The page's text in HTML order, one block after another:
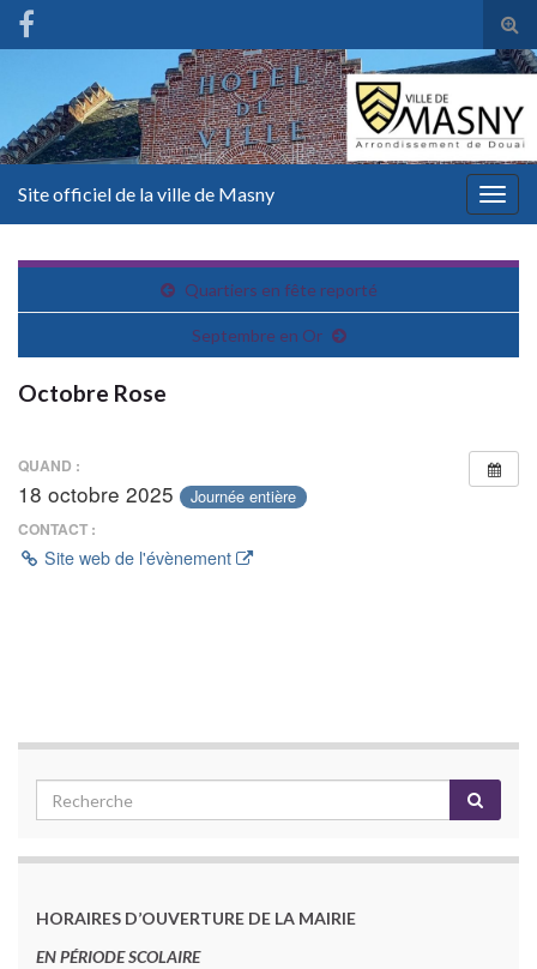
Site officiel de la ville de Masny
Quartiers en fête reporté
Septembre en Or
Octobre Rose
QUAND :
18 octobre 2025 Journée entière
CONTACT :
Site web de l'évènement
HORAIRES D’OUVERTURE DE LA MAIRIE
EN PÉRIODE SCOLAIRE